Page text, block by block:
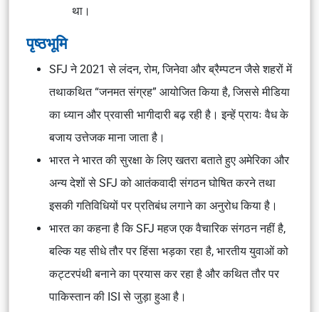
था।
पृष्ठभूमि
SFJ ने 2021 से लंदन, रोम, जिनेवा और ब्रैम्पटन जैसे शहरों में
तथाकथित “जनमत संग्रह” आयोजित किया है, जिससे मीडिया
का ध्यान और प्रवासी भागीदारी बढ़ रही है। इन्हें प्रायः वैध के
बजाय उत्तेजक माना जाता है।
भारत ने भारत की सुरक्षा के लिए खतरा बताते हुए अमेरिका और
अन्य देशों से SFJ को आतंकवादी संगठन घोषित करने तथा
इसकी गतिविधियों पर प्रतिबंध लगाने का अनुरोध किया है।
भारत का कहना है कि SFJ महज एक वैचारिक संगठन नहीं है,
बल्कि यह सीधे तौर पर हिंसा भड़का रहा है, भारतीय युवाओं को
कट्टरपंथी बनाने का प्रयास कर रहा है और कथित तौर पर
पाकिस्तान की ISI से जुड़ा हुआ है।